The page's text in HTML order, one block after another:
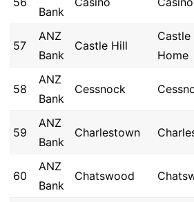
Bank
57
ANZ
Bank
Castle Hill
Castle
Home
58
ANZ
Bank
Cessnock
59
ANZ
Bank
Charlestown
60
ANZ
Bank
Chatswood